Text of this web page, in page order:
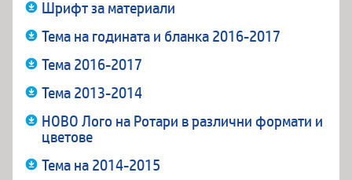
Шрифт за материали
Тема на годината и бланка 2016-2017
Тема 2016-2017
Тема 2013-2014
НОВО Лого на Ротари в различни формати и
цветове
Тема на 2014-2015